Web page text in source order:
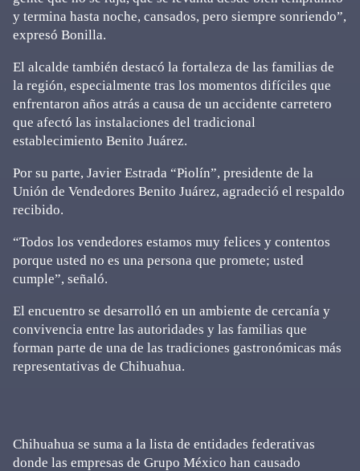
y termina hasta noche, cansados, pero siempre sonriendo”,
expresó Bonilla.
El alcalde también destacó la fortaleza de las familias de
la región, especialmente tras los momentos difíciles que
enfrentaron años atrás a causa de un accidente carretero
que afectó las instalaciones del tradicional
establecimiento Benito Juárez.
Por su parte, Javier Estrada “Piolín”, presidente de la
Unión de Vendedores Benito Juárez, agradeció el respaldo
recibido.
“Todos los vendedores estamos muy felices y contentos
porque usted no es una persona que promete; usted
cumple”, señaló.
El encuentro se desarrolló en un ambiente de cercanía y
convivencia entre las autoridades y las familias que
forman parte de una de las tradiciones gastronómicas más
representativas de Chihuahua.
Chihuahua se suma a la lista de entidades federativas
donde las empresas de Grupo México han causado